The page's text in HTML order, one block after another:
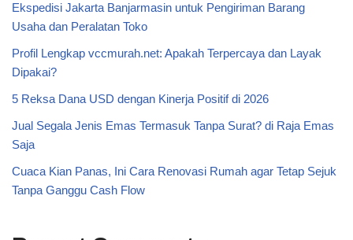
Ekspedisi Jakarta Banjarmasin untuk Pengiriman Barang
Usaha dan Peralatan Toko
Profil Lengkap vccmurah.net: Apakah Terpercaya dan Layak
Dipakai?
5 Reksa Dana USD dengan Kinerja Positif di 2026
Jual Segala Jenis Emas Termasuk Tanpa Surat? di Raja Emas
Saja
Cuaca Kian Panas, Ini Cara Renovasi Rumah agar Tetap Sejuk
Tanpa Ganggu Cash Flow